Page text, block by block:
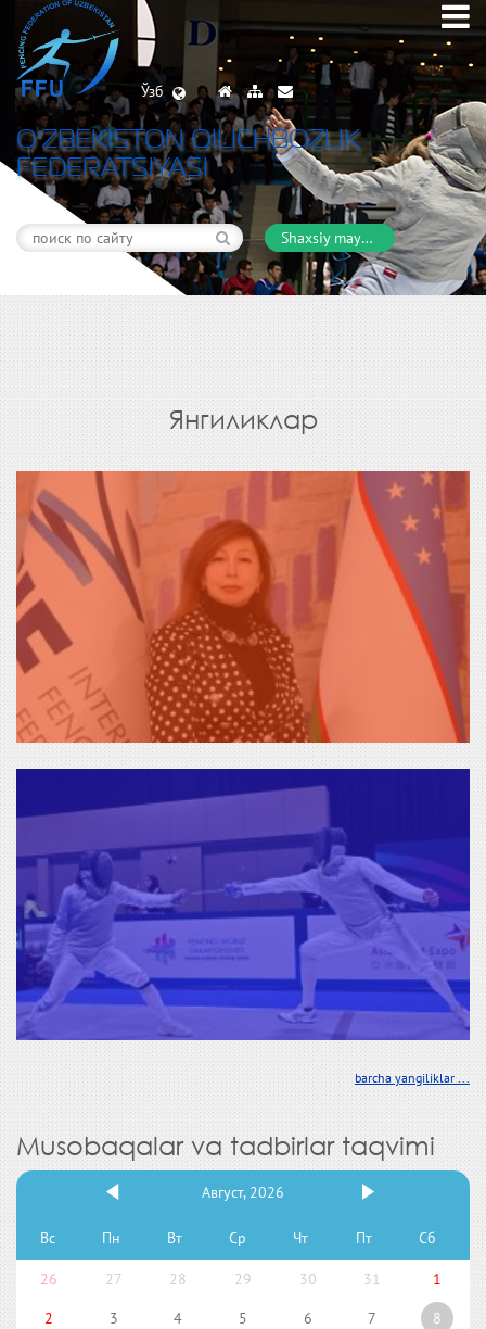
Ўзб
O’ZBEKISTON QILICHBOZLIK
FEDERATSIYASI
Shaxsiy maydon
Янгиликлар
barcha yangiliklar ...
Musobaqalar va tadbirlar taqvimi
Август, 2026
Вс Пн Вт Ср Чт Пт Сб
26 27 28 29 30 31
1
2
3 4 5 6 7
8